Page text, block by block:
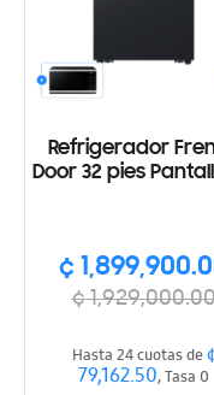
Refrigerador
Door 32 pies
acero inox
¢
¢
Hasta 24 cuotas de¢
79,162.50, Tasa 0